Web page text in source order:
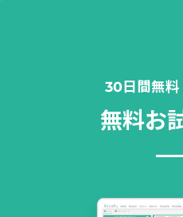
30日間無料
無料お